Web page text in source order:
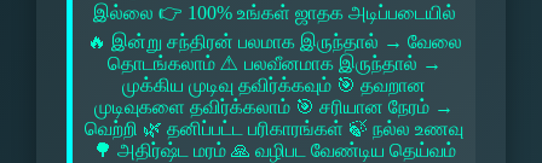
இல்லை 👉 100% உங்கள் ஜாதக அடிப்படையில்
🔥 இன்று சந்திரன் பலமாக இருந்தால் → வேலை
தொடங்கலாம் ⚠ பலவீனமாக இருந்தால் →
முக்கிய முடிவு தவிர்க்கவும் 🎯 தவறான
முடிவுகளை தவிர்க்கலாம் 🎯 சரியான நேரம் →
வெற்றி 🌿 தனிப்பட்ட பரிகாரங்கள் 🍃 நல்ல உணவு
🌳 அதிர்ஷ்ட மரம் 🙏 வழிபட வேண்டிய தெய்வம்